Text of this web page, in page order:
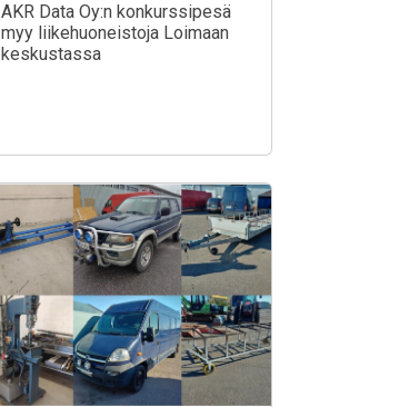
AKR Data Oy:n konkurssipesä
myy liikehuoneistoja Loimaan
keskustassa